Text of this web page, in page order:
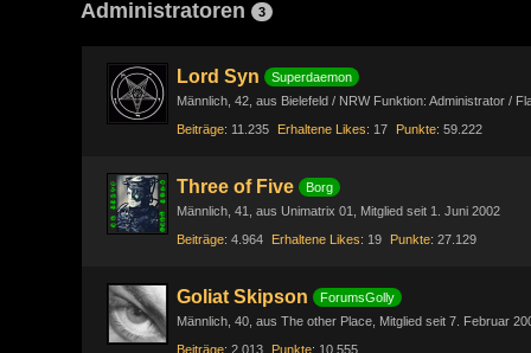
Administratoren 3
Lord Syn
Superdaemon
Männlich 42 aus Bielefeld / NRW Funktion: Administrator /
Beiträge
11.235 Erhaltene Likes 17 Punkte 59.222
Three of Five
Borg
Männlich 41 aus Unimatrix 01
Mitglied seit 1. Juni 2002
Beiträge 4.964 Erhaltene Likes 19 Punkte 27.129
Goliat Skipson
ForumsGolly
Männlich 40 aus The other Place
Mitglied seit 7. Februar
Beiträge 2.013 Punkte 10.555